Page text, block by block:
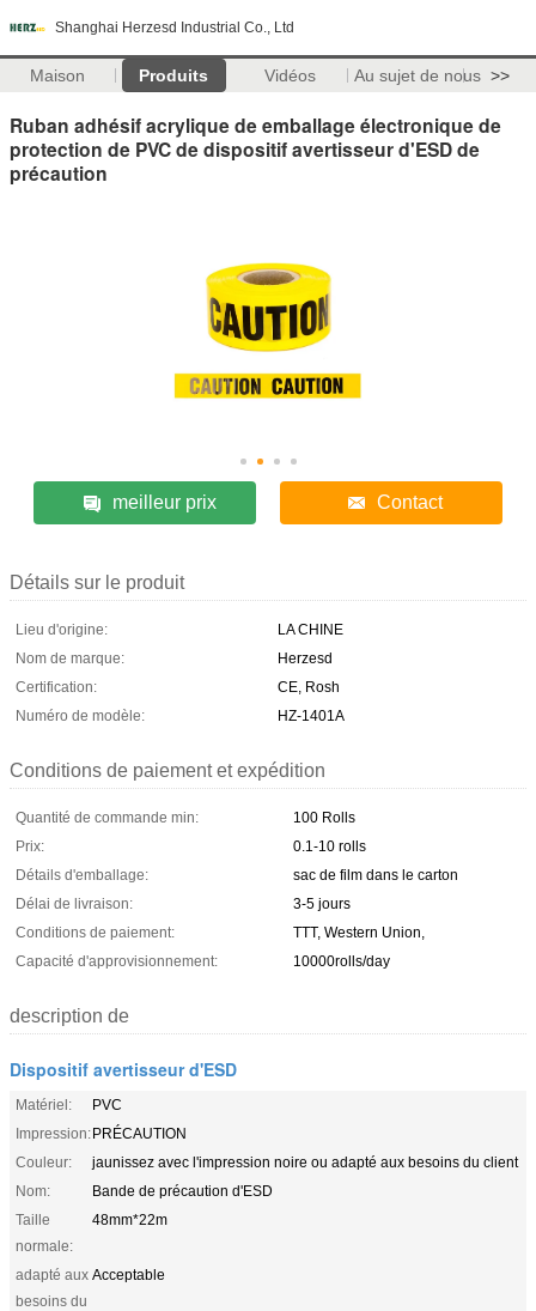
Shanghai Herzesd Industrial Co., Ltd
Maison Produits Vidéos Au sujet de nous >>
Ruban adhésif acrylique de emballage électronique de
protection de PVC de dispositif avertisseur d'ESD de
précaution
meilleur prix Contact
Détails sur le produit
Lieu d'origine:
LA CHINE
Nom de marque:
Herzesd
Certification:
CE, Rosh
Numéro de modèle:
HZ-1401A
Conditions de paiement et expédition
Quantité de commande min:
100 Rolls
Prix:
0.1-10 rolls
Détails d'emballage:
sac de film dans le carton
Délai de livraison:
3-5 jours
Conditions de paiement:
TTT, Western Union,
Capacité d'approvisionnement:
10000rolls/day
description de
Dispositif avertisseur d'ESD
Matériel:
PVC
Impression:PRÉCAUTION
Couleur:
jaunissez avec l'impression noire ou adapté aux besoins du client
Nom:
Bande de précaution d'ESD
Taille
normale:
48mm*22m
adapté aux
besoins du
Acceptable